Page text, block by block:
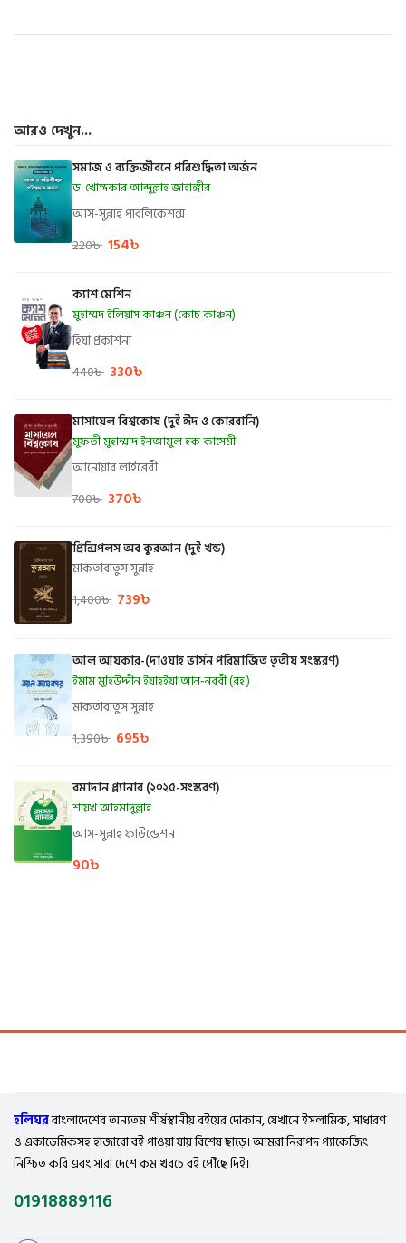
আরও দেখুন...
সমাজ ও ব্যক্তিজীবনে পরিশুদ্ধিতা অর্জন
ড. খোন্দকার আব্দুল্লাহ জাহাঙ্গীর
আস-সুন্নাহ পাবলিকেশন্স
220৳ 154৳
ক্যাশ মেশিন
মুহাম্মদ ইলিয়াস কাঞ্চন (কোচ কাঞ্চন)
হিয়া প্রকাশনা
440৳ 330৳
মাসায়েল বিশ্বকোষ (দুই ঈদ ও কোরবানি)
মুফতী মুহাম্মাদ ইনআমুল হক কাসেমী
আনোয়ার লাইব্রেরী
700৳ 370৳
প্রিন্সিপলস অব কুরআন (দুই খন্ড)
মাকতাবাতুস সুন্নাহ
1,400৳ 739৳
আল আযকার-(দাওয়াহ ভার্সন পরিমার্জিত তৃতীয় সংস্করণ)
ইমাম মুহিউদ্দীন ইয়াহইয়া আন-নববী (রহ.)
মাকতাবাতুস সুন্নাহ
1,390৳ 695৳
রমাদান প্ল্যানার (২০২৫-সংস্করণ)
শায়খ আহমাদুল্লাহ
আস-সুন্নাহ ফাউন্ডেশন
90৳
হলিঘরবাংলাদেশের অন্যতম শীর্ষস্থানীয় বইয়ের দোকান, যেখানে ইসলামিক, সাধারণ
ও একাডেমিকসহ হাজারো বই পাওয়া যায় বিশেষ ছাড়ে। আমরা নিরাপদ প্যাকেজিং
নিশ্চিত করি এবং সারা দেশে কম খরচে বই পৌঁছে দিই।
01918889116